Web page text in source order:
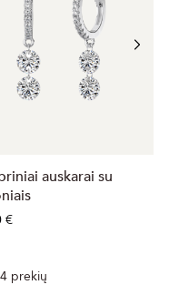
auskarai su
€
prekių